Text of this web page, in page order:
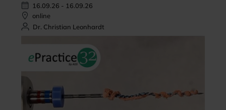
16.09.26 - 16.09.26
online
Dr. Christian Leonhardt